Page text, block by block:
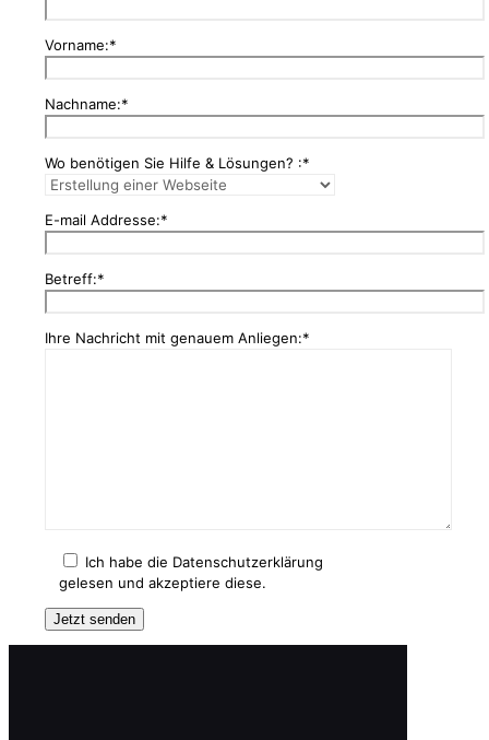
Vorname:*
Nachname:*
Wo benötigen Sie Hilfe & Lösungen? :*
E-mail Addresse:*
Betreff:*
Ihre Nachricht mit genauem Anliegen:*
Ich habe die Datenschutzerklärung
gelesen und akzeptiere diese.